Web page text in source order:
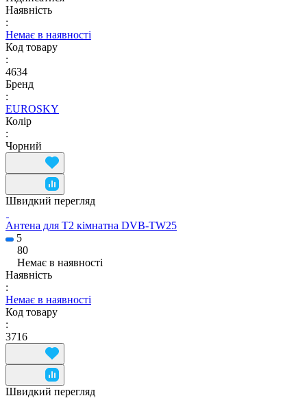
Наявність
:
Немає в наявності
Код товару
:
4634
Бренд
:
EUROSKY
Колір
:
Чорний
Швидкий перегляд
Антена для Т2 кімнатна DVB-TW25
5
80
Немає в наявності
Наявність
:
Немає в наявності
Код товару
:
3716
Швидкий перегляд